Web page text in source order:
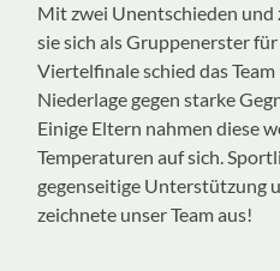
Mit zwei Unentschieden und
sie sich als Gruppenerster
Viertelfinale schied das
Niederlage gegen starke
Einige Eltern nahmen diese
Temperaturen auf sich.
gegenseitige Unterstützung
zeichnete unser Team aus!